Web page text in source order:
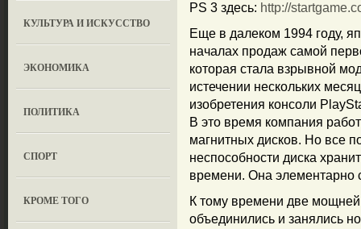
КУЛЬТУРА И ИСКУССТВО
ЭКОНОМИКА
ПОЛИТИКА
СПОРТ
КРОМЕ ТОГО
PS 3 здесь: http://
Еще в далеком 1994 году,
началах продаж самой
которая стала взрывной
истечении нескольких
изобретения консоли
В это время компания
магнитных дисков. Но все
неспособности диска
времени. Она элементарно
К тому времени две
объединились и занялись